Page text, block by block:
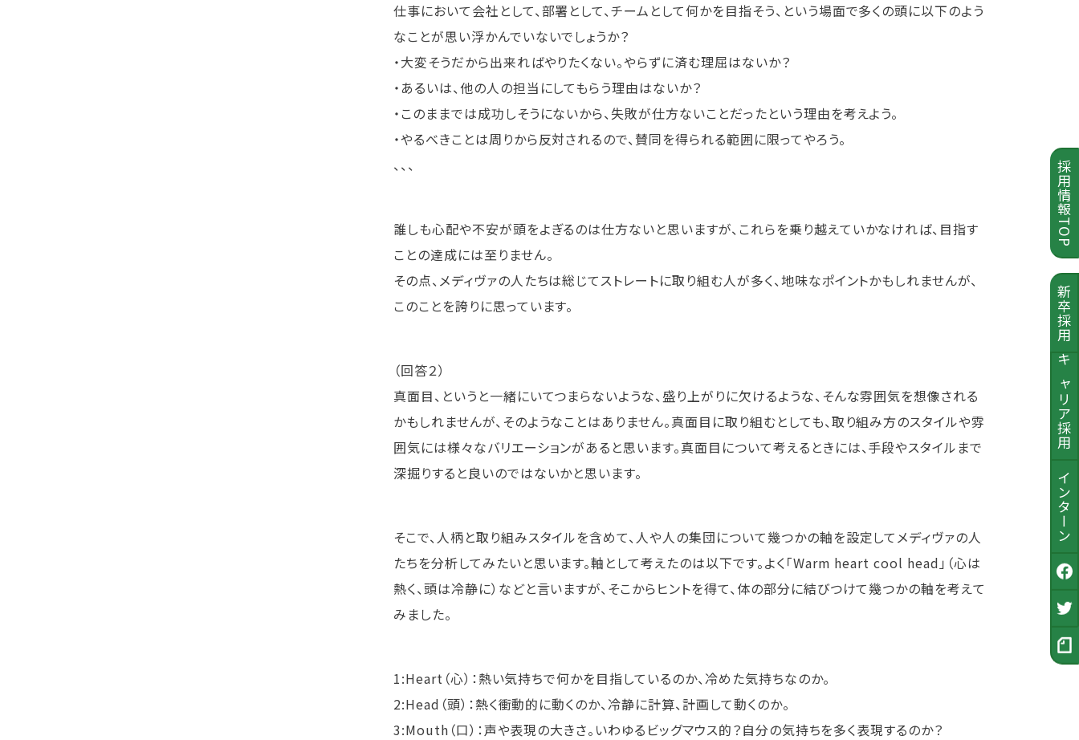
採用情報TOP
新卒採用
キャリア採用
インターン
公式Facebook
採用Twitter
採用ノート
仕事において会社として、部署として、チームとして何かを目指そう、という場面で多くの頭に以下のよう
なことが思い浮かんでいないでしょうか？
・大変そうだから出来ればやりたくない。やらずに済む理屈はないか？
・あるいは、他の人の担当にしてもらう理由はないか？
・このままでは成功しそうにないから、失敗が仕方ないことだったという理由を考えよう。
・やるべきことは周りから反対されるので、賛同を得られる範囲に限ってやろう。
、、、
誰しも心配や不安が頭をよぎるのは仕方ないと思いますが、これらを乗り越えていかなければ、目指す
ことの達成には至りません。
その点、メディヴァの人たちは総じてストレートに取り組む人が多く、地味なポイントかもしれませんが、
このことを誇りに思っています。
（回答２）
真面目、というと一緒にいてつまらないような、盛り上がりに欠けるような、そんな雰囲気を想像される
かもしれませんが、そのようなことはありません。真面目に取り組むとしても、取り組み方のスタイルや雰
囲気には様々なバリエーションがあると思います。真面目について考えるときには、手段やスタイルまで
深掘りすると良いのではないかと思います。
そこで、人柄と取り組みスタイルを含めて、人や人の集団について幾つかの軸を設定してメディヴァの人
たちを分析してみたいと思います。軸として考えたのは以下です。よく「Warm heart cool head」（心は
熱く、頭は冷静に）などと言いますが、そこからヒントを得て、体の部分に結びつけて幾つかの軸を考えて
みました。
1:Heart（心）：熱い気持ちで何かを目指しているのか、冷めた気持ちなのか。
2:Head（頭）：熱く衝動的に動くのか、冷静に計算、計画して動くのか。
3:Mouth（口）：声や表現の大きさ。いわゆるビッグマウス的？自分の気持ちを多く表現するのか？